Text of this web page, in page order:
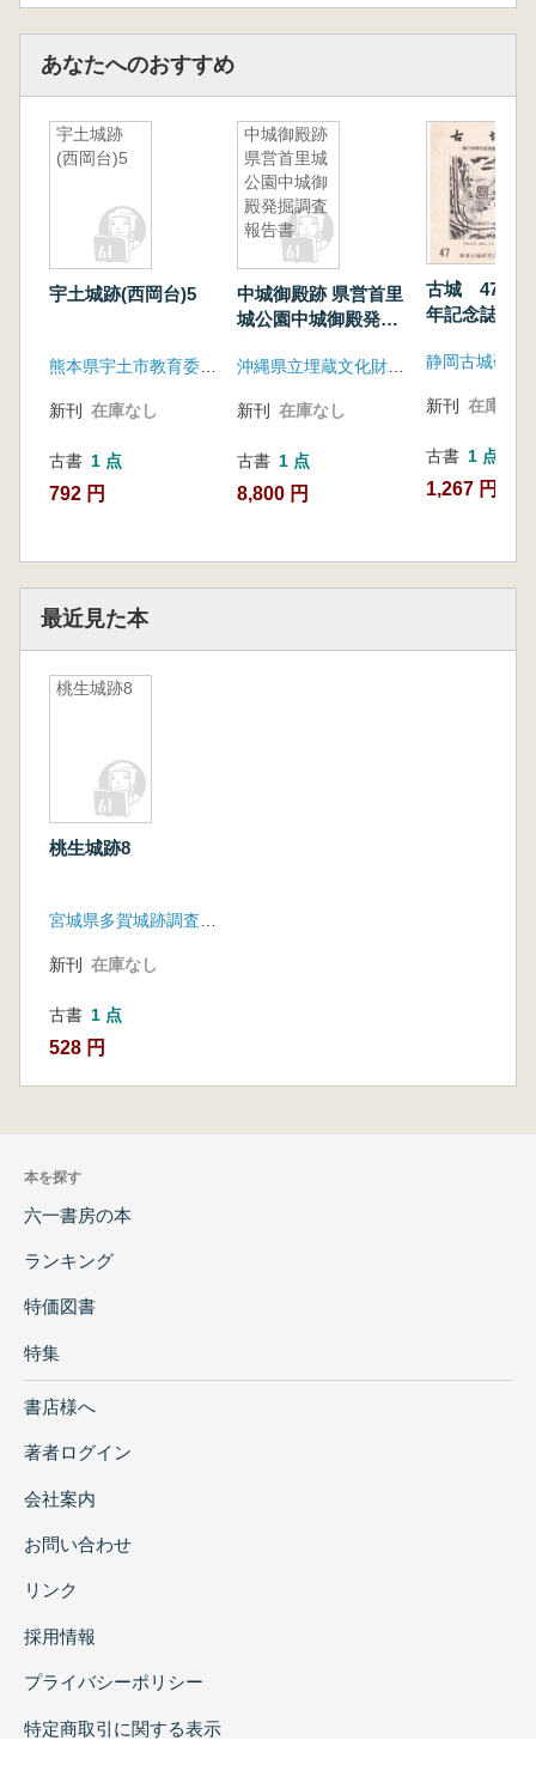
あなたへのおすすめ
宇土城跡
(西岡台)5
宇土城跡(西岡台)5
新刊 在庫なし
古書 1 点
792 円
中城御殿跡
県営首里城
公園中城御
殿発掘調査
報告書
中城御殿跡 県営首里
城公園中城御殿発掘
新刊 在庫なし
古書 1 点
8,800 円
古城 47 創
年記念誌
静岡古城研究
新刊 在庫なし
古書 1 点
1,267 円
最近見た本
桃生城跡8
桃生城跡8
新刊 在庫なし
古書 1 点
528 円
本を探す
六一書房の本
ランキング
特価図書
特集
書店様へ
著者ログイン
会社案内
お問い合わせ
リンク
採用情報
プライバシーポリシー
特定商取引に関する表示